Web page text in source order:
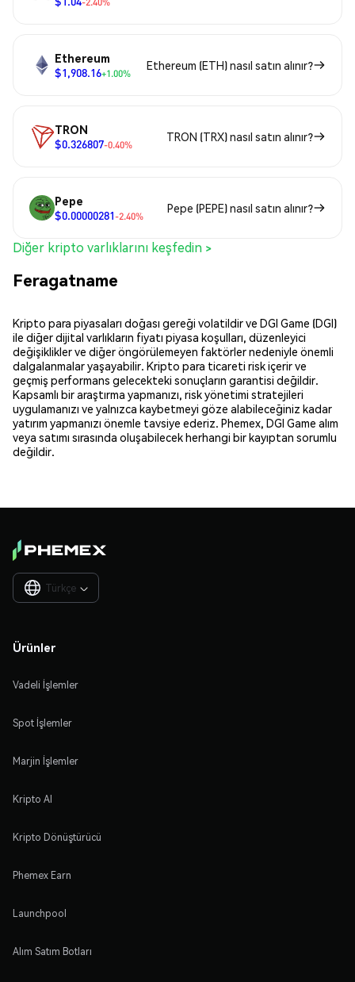
Ethereum
$1,908.16+1.00%
Ethereum (ETH) nasıl satın alınır?
TRON
$0.326807-0.40%
TRON (TRX) nasıl satın alınır?
Pepe
$0.00000281-2.40%
Pepe (PEPE) nasıl satın alınır?
Diğer kripto varlıklarını keşfedin >
Feragatname
Kripto para piyasaları doğası gereği volatildir ve DGI Game (DGI)
ile diğer dijital varlıkların fiyatı piyasa koşulları, düzenleyici
değişiklikler ve diğer öngörülemeyen faktörler nedeniyle önemli
dalgalanmalar yaşayabilir. Kripto para ticareti risk içerir ve
geçmiş performans gelecekteki sonuçların garantisi değildir.
Kapsamlı bir araştırma yapmanızı, risk yönetimi stratejileri
uygulamanızı ve yalnızca kaybetmeyi göze alabileceğiniz kadar
yatırım yapmanızı önemle tavsiye ederiz. Phemex, DGI Game alım
veya satımı sırasında oluşabilecek herhangi bir kayıptan sorumlu
değildir.
Türkçe 
Ürünler
Vadeli İşlemler
Spot İşlemler
Marjin İşlemler
Kripto Al
Kripto Dönüştürücü
Phemex Earn
Launchpool
Alım Satım Botları